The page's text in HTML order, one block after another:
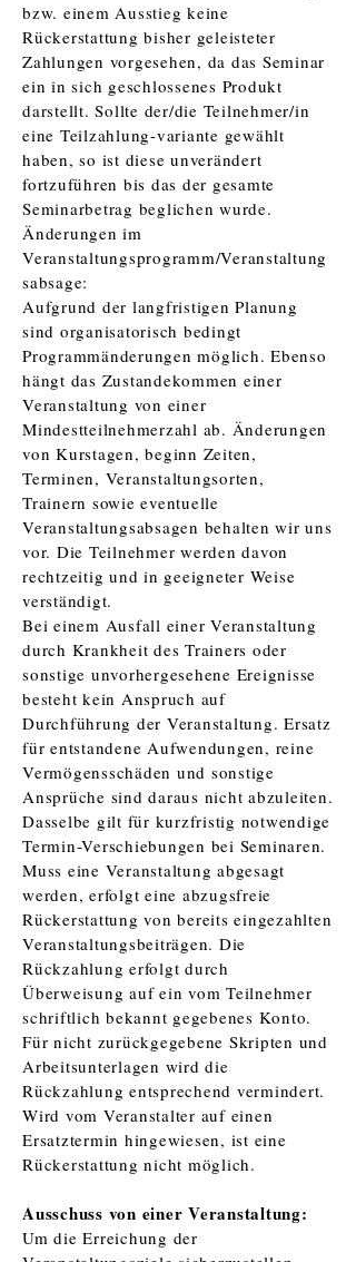
bzw. einem Ausstieg keine
Rückerstattung bisher geleisteter
Zahlungen vorgesehen, da das Seminar
ein in sich geschlossenes Produkt
darstellt. Sollte der/die Teilnehmer/in
eine Teilzahlung-variante gewählt
haben, so ist diese unverändert
fortzuführen bis das der gesamte
Seminarbetrag beglichen wurde.
Änderungen im
Veranstaltungsprogramm/Veranstaltung
sabsage:
Aufgrund der langfristigen Planung
sind organisatorisch bedingt
Programmänderungen möglich. Ebenso
hängt das Zustandekommen einer
Veranstaltung von einer
Mindestteilnehmerzahl ab. Änderungen
von Kurstagen, beginn Zeiten,
Terminen, Veranstaltungsorten,
Trainern sowie eventuelle
Veranstaltungsabsagen behalten wir uns
vor. Die Teilnehmer werden davon
rechtzeitig und in geeigneter Weise
verständigt.
Bei einem Ausfall einer Veranstaltung
durch Krankheit des Trainers oder
sonstige unvorhergesehene Ereignisse
besteht kein Anspruch auf
Durchführung der Veranstaltung. Ersatz
für entstandene Aufwendungen, reine
Vermögensschäden und sonstige
Ansprüche sind daraus nicht abzuleiten.
Dasselbe gilt für kurzfristig notwendige
Termin-Verschiebungen bei Seminaren.
Muss eine Veranstaltung abgesagt
werden, erfolgt eine abzugsfreie
Rückerstattung von bereits eingezahlten
Veranstaltungsbeiträgen. Die
Rückzahlung erfolgt durch
Überweisung auf ein vom Teilnehmer
schriftlich bekannt gegebenes Konto.
Für nicht zurückgegebene Skripten und
Arbeitsunterlagen wird die
Rückzahlung entsprechend vermindert.
Wird vom Veranstalter auf einen
Ersatztermin hingewiesen, ist eine
Rückerstattung nicht möglich.
Ausschuss von einer Veranstaltung:
Um die Erreichung der